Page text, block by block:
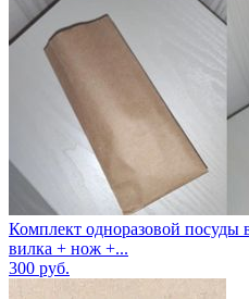
Комплект одноразовой посуды
вилка + нож +...
300 руб.